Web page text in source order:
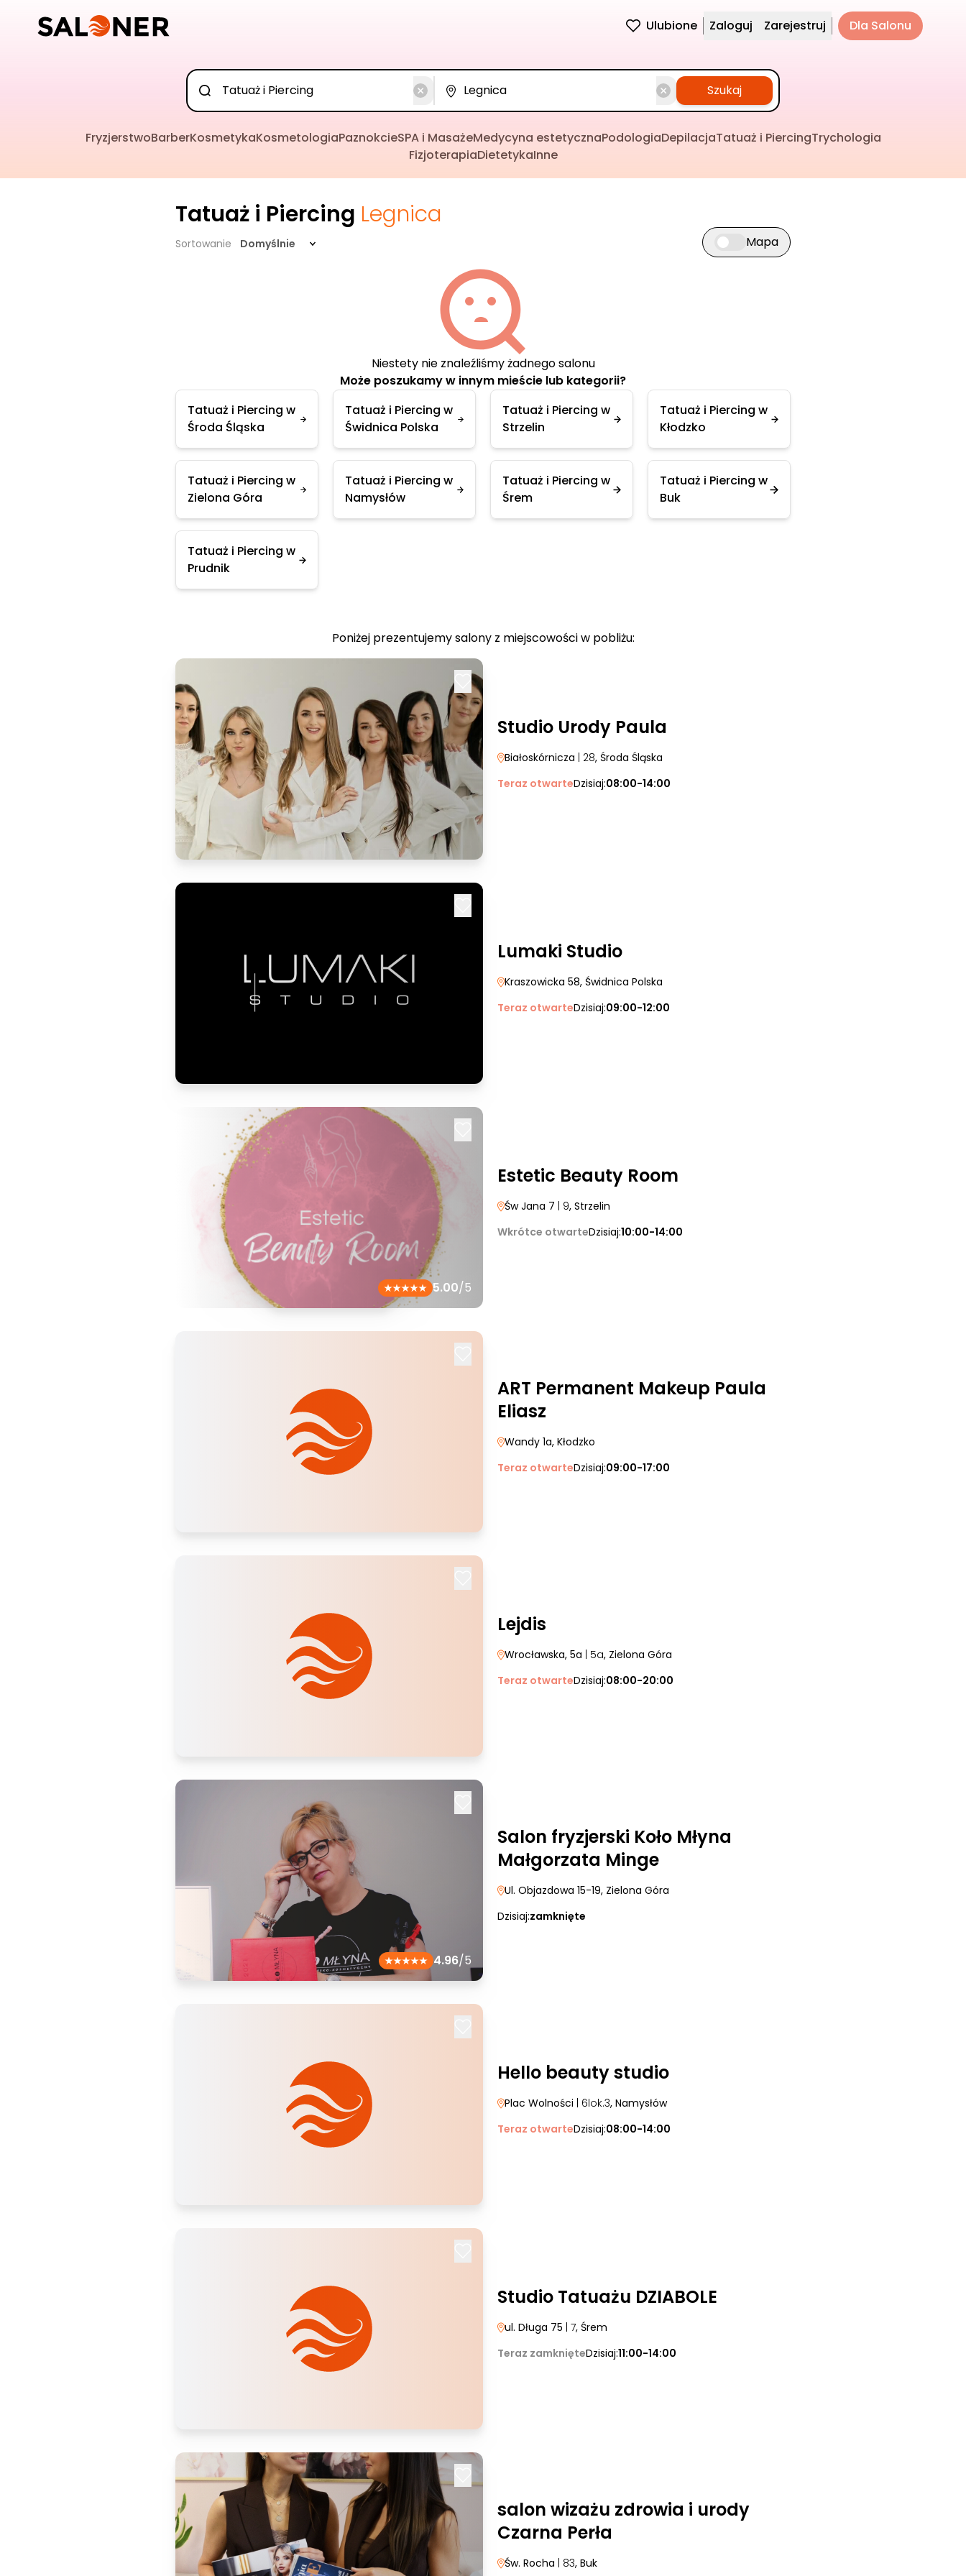
Ulubione Zaloguj Zarejestruj Dla Salonu
Szukaj
FryzjerstwoBarberKosmetykaKosmetologiaPaznokcieSPA i MasażeMedycyna estetycznaPodologiaDepilacjaTatuaż i PiercingTrychologia
FizjoterapiaDietetykaInne
Tatuaż i Piercing Legnica
Sortowanie Domyślnie Przełącz widok mapy
Mapa
Niestety nie znaleźliśmy żadnego salonu
Może poszukamy w innym mieście lub kategorii?
Tatuaż i Piercing w
Środa Śląska
Tatuaż i Piercing w
Świdnica Polska
Tatuaż i Piercing w
Strzelin
Tatuaż i Piercing w
Kłodzko
Tatuaż i Piercing w
Zielona Góra
Tatuaż i Piercing w
Namysłów
Tatuaż i Piercing w
Śrem
Tatuaż i Piercing w
Buk
Tatuaż i Piercing w
Prudnik
Poniżej prezentujemy salony z miejscowości w pobliżu:
Studio Urody Paula
Białoskórnicza | 28, Środa Śląska
Teraz otwarteDzisiaj:08:00-14:00
Lumaki Studio
Kraszowicka 58, Świdnica Polska
Teraz otwarteDzisiaj:09:00-12:00
5.00/5
Estetic Beauty Room
Św Jana 7 | 9, Strzelin
Wkrótce otwarteDzisiaj:10:00-14:00
ART Permanent Makeup Paula
Eliasz
Wandy 1a, Kłodzko
Teraz otwarteDzisiaj:09:00-17:00
Lejdis
Wrocławska, 5a | 5a, Zielona Góra
Teraz otwarteDzisiaj:08:00-20:00
4.96/5
Salon fryzjerski Koło Młyna
Małgorzata Minge
Ul. Objazdowa 15-19, Zielona Góra
Dzisiaj:zamknięte
Hello beauty studio
Plac Wolności | 6lok.3, Namysłów
Teraz otwarteDzisiaj:08:00-14:00
Studio Tatuażu DZIABOLE
ul. Długa 75 | 7, Śrem
Teraz zamknięteDzisiaj:11:00-14:00
salon wizażu zdrowia i urody
Czarna Perła
Św. Rocha | 83, Buk